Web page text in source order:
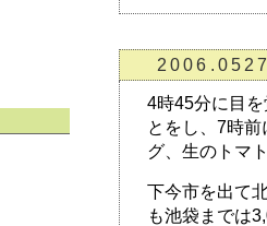
4時45分に目
とをし、7時
グ、生のトマ
下今市を出て
も池袋までは